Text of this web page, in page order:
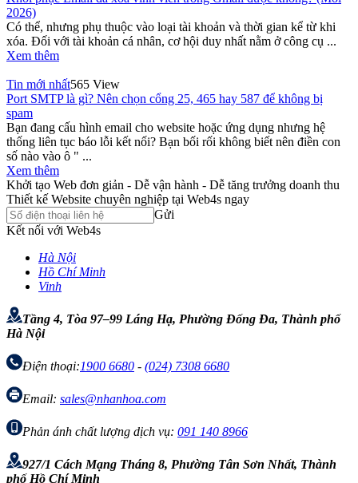
2026)
Có thể, nhưng phụ thuộc vào loại tài khoản và thời gian kể từ khi
xóa. Đối với tài khoản cá nhân, cơ hội duy nhất nằm ở công cụ ...
Xem thêm
Tin mới nhất565 View
Port SMTP là gì? Nên chọn cổng 25, 465 hay 587 để không bị
spam
Bạn đang cấu hình email cho website hoặc ứng dụng nhưng hệ
thống liên tục báo lỗi kết nối? Bạn bối rối không biết nên điền con
số nào vào ô " ...
Xem thêm
Khởi tạo Web đơn giản - Dễ vận hành - Dễ tăng trưởng doanh thu
Thiết kế Website chuyên nghiệp tại Web4s ngay
Gửi
Kết nối với Web4s
Hà Nội
Hồ Chí Minh
Vinh
Tầng 4, Tòa 97–99 Láng Hạ, Phường Đống Đa, Thành phố
Hà Nội
Điện thoại:1900 6680 - (024) 7308 6680
Email: sales@nhanhoa.com
Phản ánh chất lượng dịch vụ: 091 140 8966
927/1 Cách Mạng Tháng 8, Phường Tân Sơn Nhất, Thành
phố Hồ Chí Minh